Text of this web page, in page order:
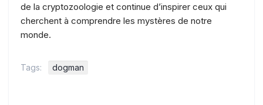
de la cryptozoologie et continue d’inspirer ceux qui
cherchent à comprendre les mystères de notre
monde.
Tags: dogman